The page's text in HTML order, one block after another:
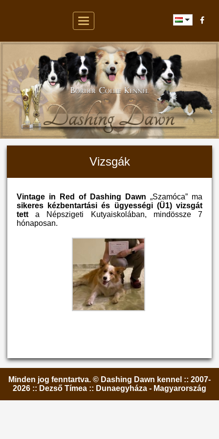
Toggle
navigation
Vizsgák
Vintage in Red of Dashing Dawn „Szamóca” ma
sikeres kézbentartási és ügyességi (Ü1) vizsgát
tett a Népszigeti Kutyaiskolában, mindössze 7
hónaposan.
Minden jog fenntartva. © Dashing Dawn kennel :: 2007-
2026 :: Dezső Tímea :: Dunaegyháza - Magyarország